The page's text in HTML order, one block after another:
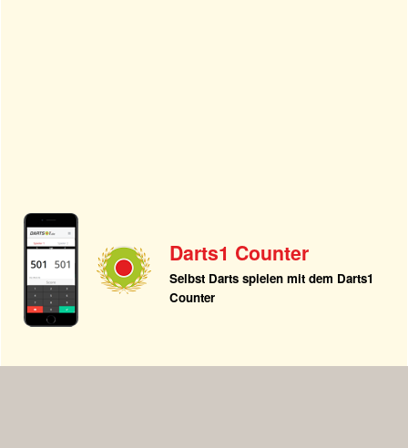
Darts1 Counter
Selbst Darts spielen mit dem Darts1
Counter